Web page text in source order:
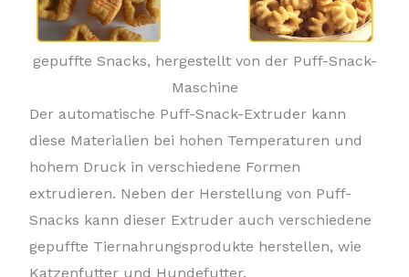
gepuffte Snacks, hergestellt von der Puff-Snack-
Maschine
Der automatische Puff-Snack-Extruder kann
diese Materialien bei hohen Temperaturen und
hohem Druck in verschiedene Formen
extrudieren. Neben der Herstellung von Puff-
Snacks kann dieser Extruder auch verschiedene
gepuffte Tiernahrungsprodukte herstellen, wie
Katzenfutter und Hundefutter.